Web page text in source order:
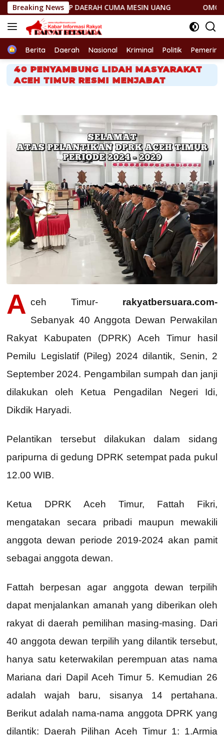
Langsung
ke
konten
Breaking News
DAERAH CUMA MESIN UANG OMONG KOSONG!
HomeBerita Daerah Nasional Kriminal Politik
40 PENYAMBUNG LIDAH MASYARAKAT
ACEH TIMUR RESMI MENJABAT
A ceh Timur- rakyatbersuara.com-
Sebanyak 40 Anggota Dewan Perwakilan
Rakyat Kabupaten (DPRK) Aceh Timur hasil
Pemilu Legislatif (Pileg) 2024 dilantik, Senin, 2
September 2024. Pengambilan sumpah dan janji
dilakukan oleh Ketua Pengadilan Negeri Idi,
Dikdik Haryadi.
Pelantikan tersebut dilakukan dalam sidang
paripurna di gedung DPRK setempat pada pukul
12.00 WIB.
Ketua DPRK Aceh Timur, Fattah Fikri,
mengatakan secara pribadi maupun mewakili
anggota dewan periode 2019-2024 akan pamit
sebagai anggota dewan.
Fattah berpesan agar anggota dewan terpilih
dapat menjalankan amanah yang diberikan oleh
rakyat di daerah pemilihan masing-masing. Dari
40 anggota dewan terpilih yang dilantik tersebut,
hanya satu keterwakilan perempuan atas nama
Mariana dari Dapil Aceh Timur 5. Kemudian 26
adalah wajah baru, sisanya 14 pertahana.
Berikut adalah nama-nama anggota DPRK yang
dilantik: Daerah Pilihan Aceh Timur 1: 1.Armia